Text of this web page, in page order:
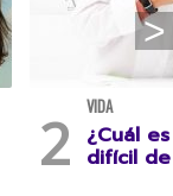
VIDA
¿Cuál
difícil